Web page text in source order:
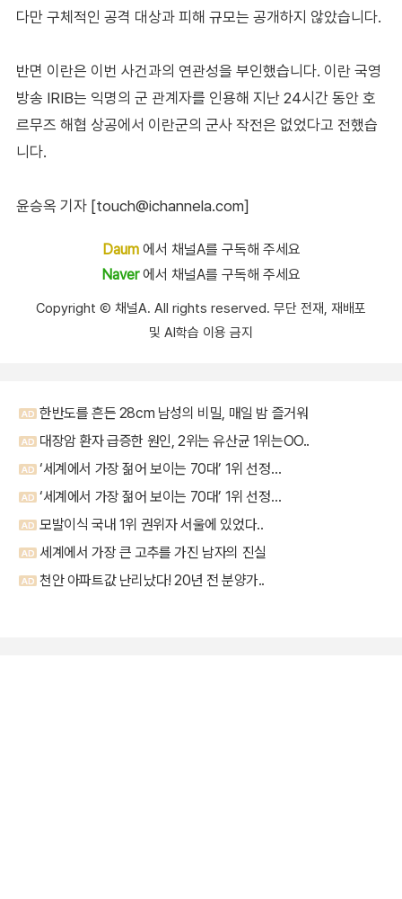
다만 구체적인 공격 대상과 피해 규모는 공개하지 않았습니다.
반면 이란은 이번 사건과의 연관성을 부인했습니다. 이란 국영
방송 IRIB는 익명의 군 관계자를 인용해 지난 24시간 동안 호
르무즈 해협 상공에서 이란군의 군사 작전은 없었다고 전했습
니다.
윤승옥 기자 [touch@ichannela.com]
Daum에서 채널A를 구독해 주세요
Naver에서 채널A를 구독해 주세요
Copyright Ⓒ 채널A. All rights reserved. 무단 전재, 재배포
및 AI학습 이용 금지